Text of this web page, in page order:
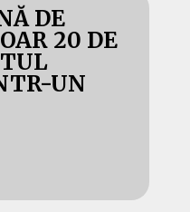
DE
20 DE
UN